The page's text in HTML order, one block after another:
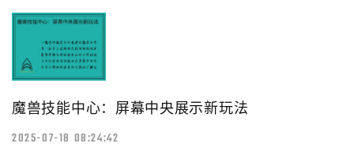
魔兽技能中心：屏幕中央展示新玩法
2025-07-18 08:24:42